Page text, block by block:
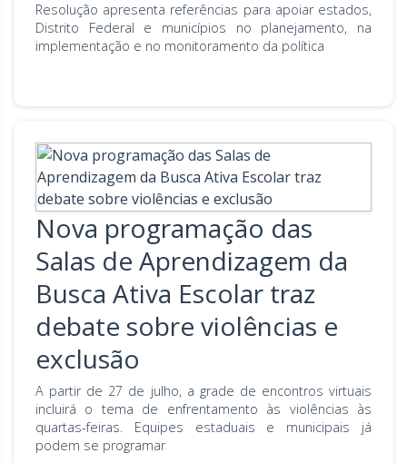
Resolução apresenta referências para apoiar estados,
Distrito Federal e municípios no planejamento, na
implementação e no monitoramento da política
Nova programação das
Salas de Aprendizagem da
Busca Ativa Escolar traz
debate sobre violências e
exclusão
A partir de 27 de julho, a grade de encontros virtuais
incluirá o tema de enfrentamento às violências às
quartas-feiras. Equipes estaduais e municipais já
podem se programar